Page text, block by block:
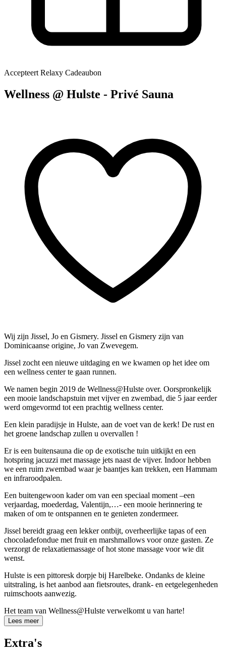
Accepteert Relaxy Cadeaubon
Wellness @ Hulste - Privé Sauna
Wij zijn Jissel, Jo en Gismery. Jissel en Gismery zijn van
Dominicaanse origine, Jo van Zwevegem.
Jissel zocht een nieuwe uitdaging en we kwamen op het idee om
een wellness center te gaan runnen.
We namen begin 2019 de Wellness@Hulste over. Oorspronkelijk
een mooie landschapstuin met vijver en zwembad, die 5 jaar eerder
werd omgevormd tot een prachtig wellness center.
Een klein paradijsje in Hulste, aan de voet van de kerk! De rust en
het groene landschap zullen u overvallen !
Er is een buitensauna die op de exotische tuin uitkijkt en een
hotspring jacuzzi met massage jets naast de vijver. Indoor hebben
we een ruim zwembad waar je baantjes kan trekken, een Hammam
en infraroodpalen.
Een buitengewoon kader om van een speciaal moment –een
verjaardag, moederdag, Valentijn,…- een mooie herinnering te
maken of om te ontspannen en te genieten zondermeer.
Jissel bereidt graag een lekker ontbijt, overheerlijke tapas of een
chocoladefondue met fruit en marshmallows voor onze gasten. Ze
verzorgt de relaxatiemassage of hot stone massage voor wie dit
wenst.
Hulste is een pittoresk dorpje bij Harelbeke. Ondanks de kleine
uitstraling, is het aanbod aan fietsroutes, drank- en eetgelegenheden
ruimschoots aanwezig.
Het team van Wellness@Hulste verwelkomt u van harte!
Lees meer
Extra's